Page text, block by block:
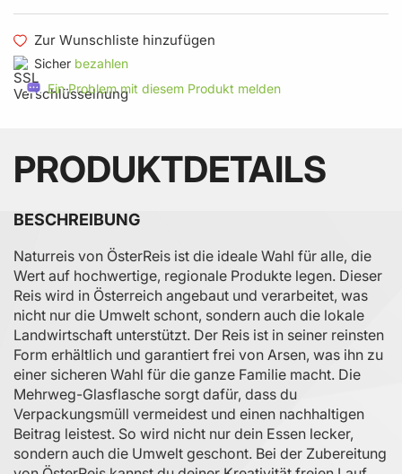
Zur Wunschliste hinzufügen
Sicher bezahlen
Ein Problem mit diesem Produkt melden
PRODUKTDETAILS
BESCHREIBUNG
Naturreis von ÖsterReis ist die ideale Wahl für alle, die
Wert auf hochwertige, regionale Produkte legen. Dieser
Reis wird in Österreich angebaut und verarbeitet, was
nicht nur die Umwelt schont, sondern auch die lokale
Landwirtschaft unterstützt. Der Reis ist in seiner reinsten
Form erhältlich und garantiert frei von Arsen, was ihn zu
einer sicheren Wahl für die ganze Familie macht. Die
Mehrweg-Glasflasche sorgt dafür, dass du
Verpackungsmüll vermeidest und einen nachhaltigen
Beitrag leistest. So wird nicht nur dein Essen lecker,
sondern auch die Umwelt geschont. Bei der Zubereitung